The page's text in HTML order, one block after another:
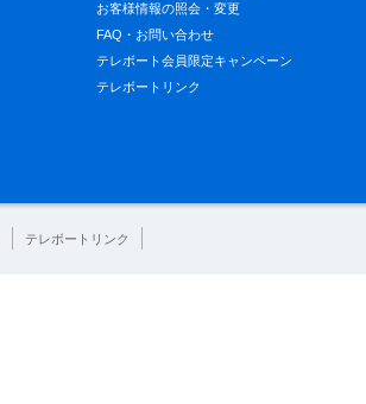
お客様情報の照会・変更
FAQ・お問い合わせ
テレボート会員限定キャンペーン
テレボートリンク
テレボートリンク